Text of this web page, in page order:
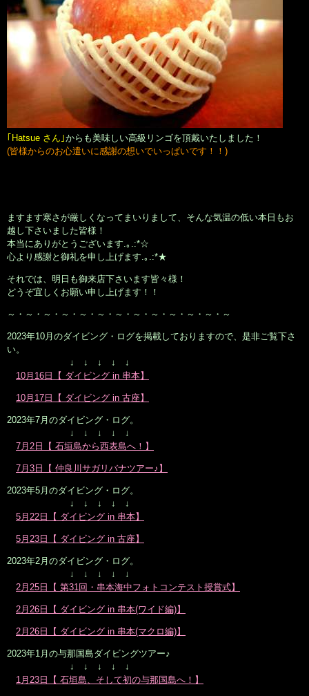
｢Hatsue さん｣からも美味しい高級リンゴを頂戴いたしました！
(皆様からのお心遣いに感謝の想いでいっぱいです！！)
ますます寒さが厳しくなってまいりまして、そんな気温の低い本日もお
越し下さいました皆様！
本当にありがとうございます.｡.:*☆
心より感謝と御礼を申し上げます.｡.:*★
それでは、明日も御来店下さいます皆々様！
どうぞ宜しくお願い申し上げます！！
～・～・～・～・～・～・～・～・～・～・～・～・～
2023年10月のダイビング・ログを掲載しておりますので、是非ご覧下さ
い。
↓ ↓ ↓ ↓ ↓
10月16日【 ダイビング in 串本】
10月17日【 ダイビング in 古座】
2023年7月のダイビング・ログ。
↓ ↓ ↓ ↓ ↓
7月2日【 石垣島から西表島へ！】
7月3日【 仲良川サガリバナツアー♪】
2023年5月のダイビング・ログ。
↓ ↓ ↓ ↓ ↓
5月22日【 ダイビング in 串本】
5月23日【 ダイビング in 古座】
2023年2月のダイビング・ログ。
↓ ↓ ↓ ↓ ↓
2月25日【 第31回・串本海中フォトコンテスト授賞式】
2月26日【 ダイビング in 串本(ワイド編)】
2月26日【 ダイビング in 串本(マクロ編)】
2023年1月の与那国島ダイビングツアー♪
↓ ↓ ↓ ↓ ↓
1月23日【 石垣島、そして初の与那国島へ！】